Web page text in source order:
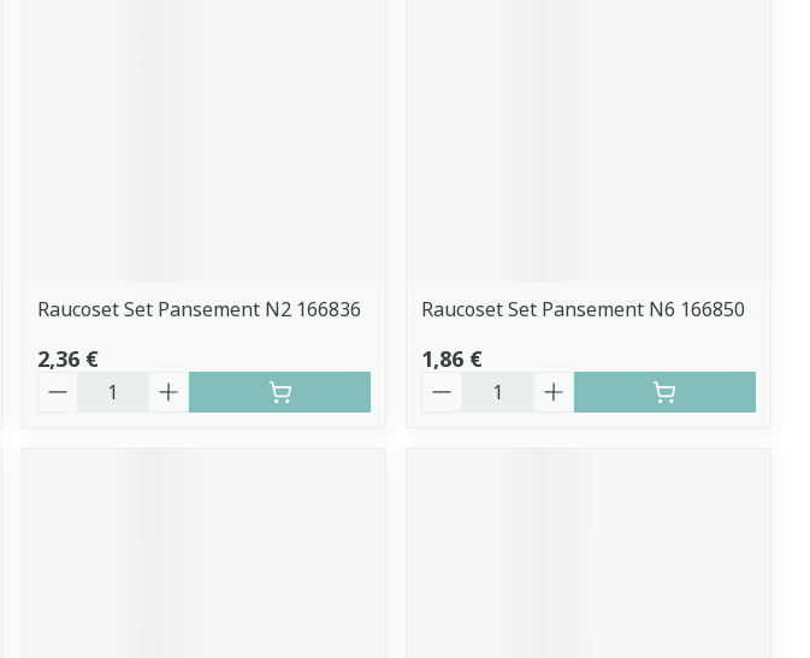
Raucoset Set Pansement N2 166836
2,36 €
Quantité
Raucoset Set Pansement N6 166850
1,86 €
Quantité